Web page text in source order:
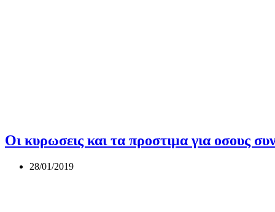
Οι κυρωσεις και τα προστιμα για οσους
28/01/2019